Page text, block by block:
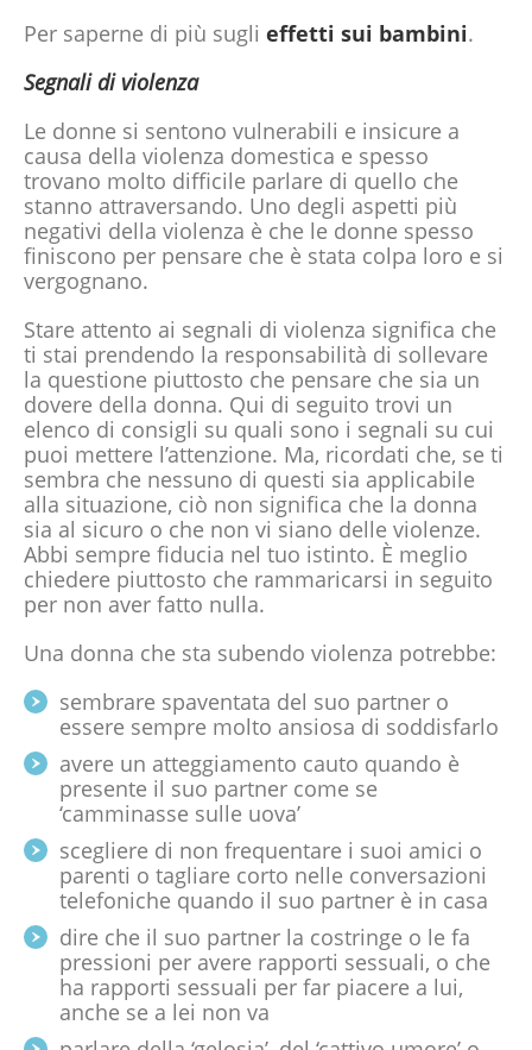
Per saperne di più sugli effetti sui bambini.
Segnali di violenza
Le donne si sentono vulnerabili e insicure a
causa della violenza domestica e spesso
trovano molto difficile parlare di quello che
stanno attraversando. Uno degli aspetti più
negativi della violenza è che le donne spesso
finiscono per pensare che è stata colpa loro e si
vergognano.
Stare attento ai segnali di violenza significa che
ti stai prendendo la responsabilità di sollevare
la questione piuttosto che pensare che sia un
dovere della donna. Qui di seguito trovi un
elenco di consigli su quali sono i segnali su cui
puoi mettere l’attenzione. Ma, ricordati che, se ti
sembra che nessuno di questi sia applicabile
alla situazione, ciò non significa che la donna
sia al sicuro o che non vi siano delle violenze.
Abbi sempre fiducia nel tuo istinto. È meglio
chiedere piuttosto che rammaricarsi in seguito
per non aver fatto nulla.
Una donna che sta subendo violenza potrebbe:
sembrare spaventata del suo partner o
essere sempre molto ansiosa di soddisfarlo
avere un atteggiamento cauto quando è
presente il suo partner come se
‘camminasse sulle uova’
scegliere di non frequentare i suoi amici o
parenti o tagliare corto nelle conversazioni
telefoniche quando il suo partner è in casa
dire che il suo partner la costringe o le fa
pressioni per avere rapporti sessuali, o che
ha rapporti sessuali per far piacere a lui,
anche se a lei non va